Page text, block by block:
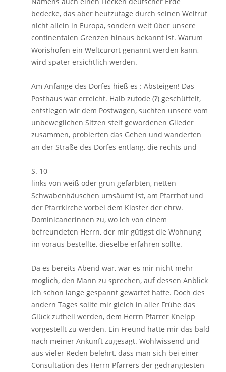
bedecke, das aber heutzutage durch seinen Weltruf
nicht allein in Europa, sondern weit über unsere
continentalen Grenzen hinaus bekannt ist. Warum
Wörishofen ein Weltcurort genannt werden kann,
wird später ersichtlich werden.
Am Anfange des Dorfes hieß es : Absteigen! Das
Posthaus war erreicht. Halb zutode (?) geschüttelt,
entstiegen wir dem Postwagen, suchten unsere vom
unbeweglichen Sitzen steif gewordenen Glieder
zusammen, probierten das Gehen und wanderten
an der Straße des Dorfes entlang, die rechts und
S. 10
links von weiß oder grün gefärbten, netten
Schwabenhäuschen umsäumt ist, am Pfarrhof und
der Pfarrkirche vorbei dem Kloster der ehrw.
Dominicanerinnen zu, wo ich von einem
befreundeten Herrn, der mir gütigst die Wohnung
im voraus bestellte, dieselbe erfahren sollte.
Da es bereits Abend war, war es mir nicht mehr
möglich, den Mann zu sprechen, auf dessen Anblick
ich schon lange gespannt gewartet hatte. Doch des
andern Tages sollte mir gleich in aller Frühe das
Glück zutheil werden, dem Herrn Pfarrer Kneipp
vorgestellt zu werden. Ein Freund hatte mir das bald
nach meiner Ankunft zugesagt. Wohlwissend und
aus vieler Reden belehrt, dass man sich bei einer
Consultation des Herrn Pfarrers der gedrängtesten